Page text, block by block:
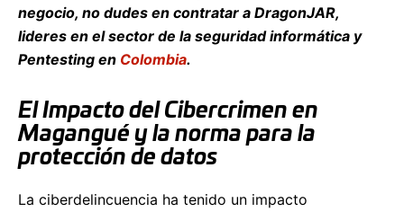
negocio, no dudes en contratar a DragonJAR,
lideres en el sector de la seguridad informática y
Pentesting en Colombia.
El Impacto del Cibercrimen en
Magangué y la norma para la
protección de datos
La ciberdelincuencia ha tenido un impacto